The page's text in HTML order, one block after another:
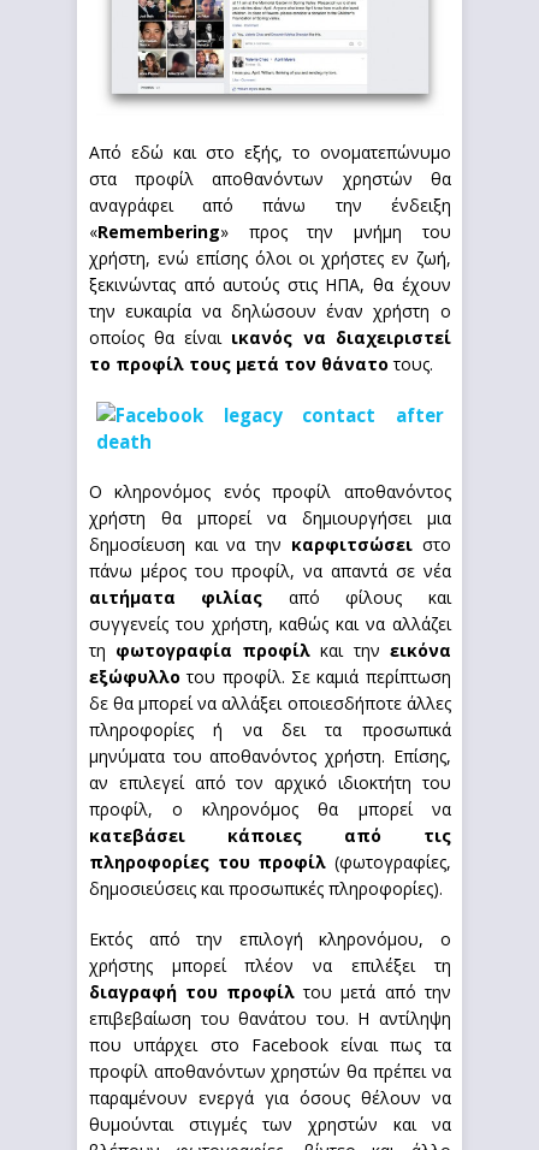
Από εδώ και στο εξής, το ονοματεπώνυμο
στα προφίλ αποθανόντων χρηστών θα
αναγράφει από πάνω την ένδειξη
«Remembering» προς την μνήμη του
χρήστη, ενώ επίσης όλοι οι χρήστες εν ζωή,
ξεκινώντας από αυτούς στις ΗΠΑ, θα έχουν
την ευκαιρία να δηλώσουν έναν χρήστη ο
οποίος θα είναι ικανός να διαχειριστεί
το προφίλ τους μετά τον θάνατο τους.
Ο κληρονόμος ενός προφίλ αποθανόντος
χρήστη θα μπορεί να δημιουργήσει μια
δημοσίευση και να την καρφιτσώσειστο
πάνω μέρος του προφίλ, να απαντά σε νέα
αιτήματα φιλίας από φίλους και
συγγενείς του χρήστη, καθώς και να αλλάζει
τη φωτογραφία προφίλ και την εικόνα
εξώφυλλο του προφίλ. Σε καμιά περίπτωση
δε θα μπορεί να αλλάξει οποιεσδήποτε άλλες
πληροφορίες ή να δει τα προσωπικά
μηνύματα του αποθανόντος χρήστη. Επίσης,
αν επιλεγεί από τον αρχικό ιδιοκτήτη του
προφίλ, ο κληρονόμος θα μπορεί να
κατεβάσει κάποιες από τις
πληροφορίες του προφίλ (φωτογραφίες,
δημοσιεύσεις και προσωπικές πληροφορίες).
Εκτός από την επιλογή κληρονόμου, ο
χρήστης μπορεί πλέον να επιλέξει τη
διαγραφή του προφίλ του μετά από την
επιβεβαίωση του θανάτου του. Η αντίληψη
που υπάρχει στο Facebook είναι πως τα
προφίλ αποθανόντων χρηστών θα πρέπει να
παραμένουν ενεργά για όσους θέλουν να
θυμούνται στιγμές των χρηστών και να